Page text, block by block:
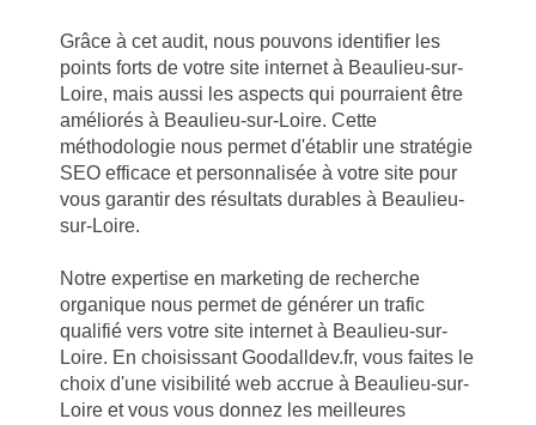
Grâce à cet audit, nous pouvons identifier les
points forts de votre site internet à Beaulieu-sur-
Loire, mais aussi les aspects qui pourraient être
améliorés à Beaulieu-sur-Loire. Cette
méthodologie nous permet d'établir une stratégie
SEO efficace et personnalisée à votre site pour
vous garantir des résultats durables à Beaulieu-
sur-Loire.
Notre expertise en marketing de recherche
organique nous permet de générer un trafic
qualifié vers votre site internet à Beaulieu-sur-
Loire. En choisissant Goodalldev.fr, vous faites le
choix d'une visibilité web accrue à Beaulieu-sur-
Loire et vous vous donnez les meilleures